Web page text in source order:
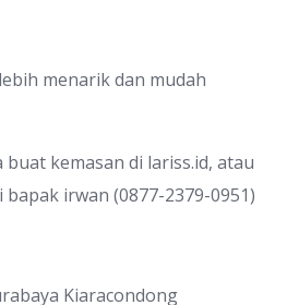
menarik dan mudah
buat kemasan di lariss.id, atau
irwan (0877-2379-0951)
Kiaracondong